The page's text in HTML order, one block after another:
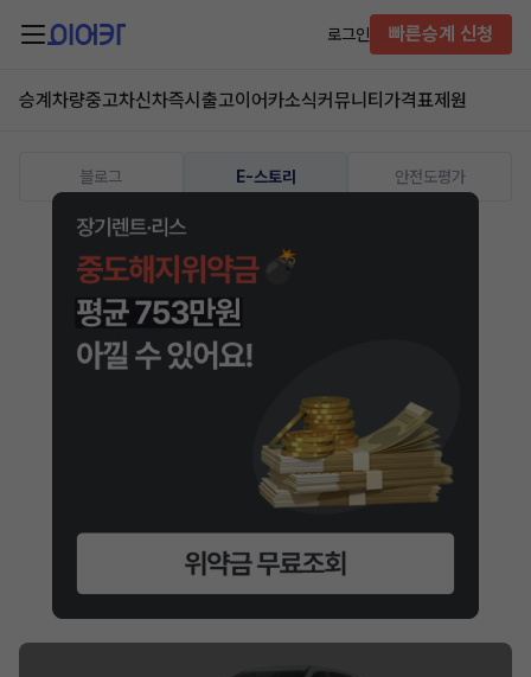
로그인 빠른승계 신청
승계차량중고차신차즉시출고이어카소식커뮤니티 가격표제원
블로그 E-스토리 안전도평가